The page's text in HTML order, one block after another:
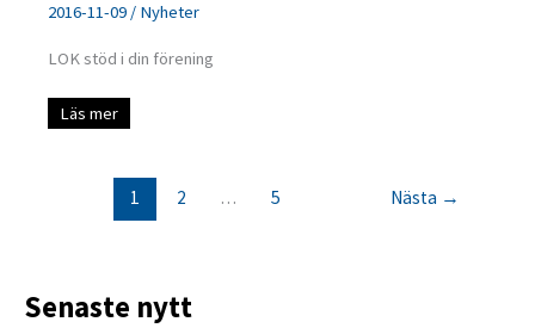
2016-11-09 / Nyheter
LOK stöd i din förening
LOK
stöd
Läs mer
1 2 … 5 Nästa →
Senaste nytt